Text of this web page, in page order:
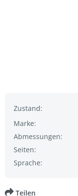
Zustand:
Marke:
Abmessungen:
Seiten:
Sprache:
Teilen